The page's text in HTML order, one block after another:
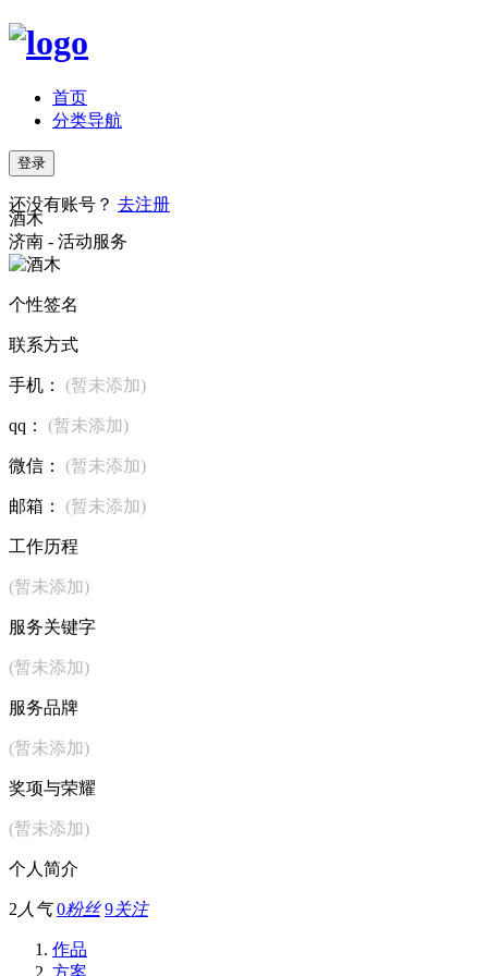
首页
分类导航
登录
还没有账号？ 去注册
酒木
济南 - 活动服务
个性签名
联系方式
手机： (暂未添加)
qq： (暂未添加)
微信： (暂未添加)
邮箱： (暂未添加)
工作历程
(暂未添加)
服务关键字
(暂未添加)
服务品牌
(暂未添加)
奖项与荣耀
(暂未添加)
个人简介
2 人气 0粉丝 9关注
作品
方案